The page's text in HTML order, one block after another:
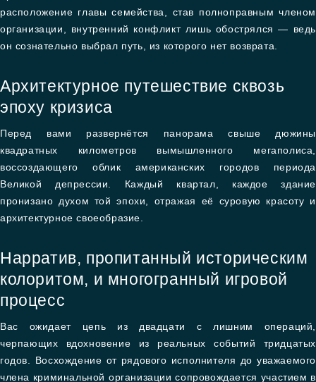
расположение главы семейства, став полноправным членом
организации, внутренний конфликт лишь обострялся — ведь
он сознательно выбрал путь, из которого нет возврата.
Архитектурное путешествие сквозь
эпоху кризиса
Перед вами развернётся панорама свыше дюжины
квадратных километров вымышленного мегаполиса,
воссоздающего облик американских городов периода
Великой депрессии. Каждый квартал, каждое здание
пронизано духом той эпохи, отражая её суровую красоту и
архитектурное своеобразие.
Нарратив, пропитанный историческим
колоритом, и многогранный игровой
процесс
Вас ожидает цепь из двадцати с лишним операций,
черпающих вдохновение из реальных событий тридцатых
годов. Восхождение от рядового исполнителя до уважаемого
члена криминальной организации сопровождается участием в